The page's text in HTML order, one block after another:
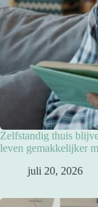
Zelfstandig thuis
leven gemakkelijker
juli 20, 2026